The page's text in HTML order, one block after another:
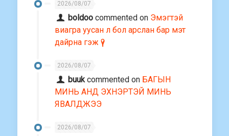
2026/08/07
boldoo commented on Эмэгтэй
виагра уусан л бол арслан бар мэт
дайрна гэж үү?
2026/08/07
buukcommented on БАГЫН
МИНЬ АНД ЭХНЭРТЭЙ МИНЬ
ЯВАЛДЖЭЭ
2026/08/07